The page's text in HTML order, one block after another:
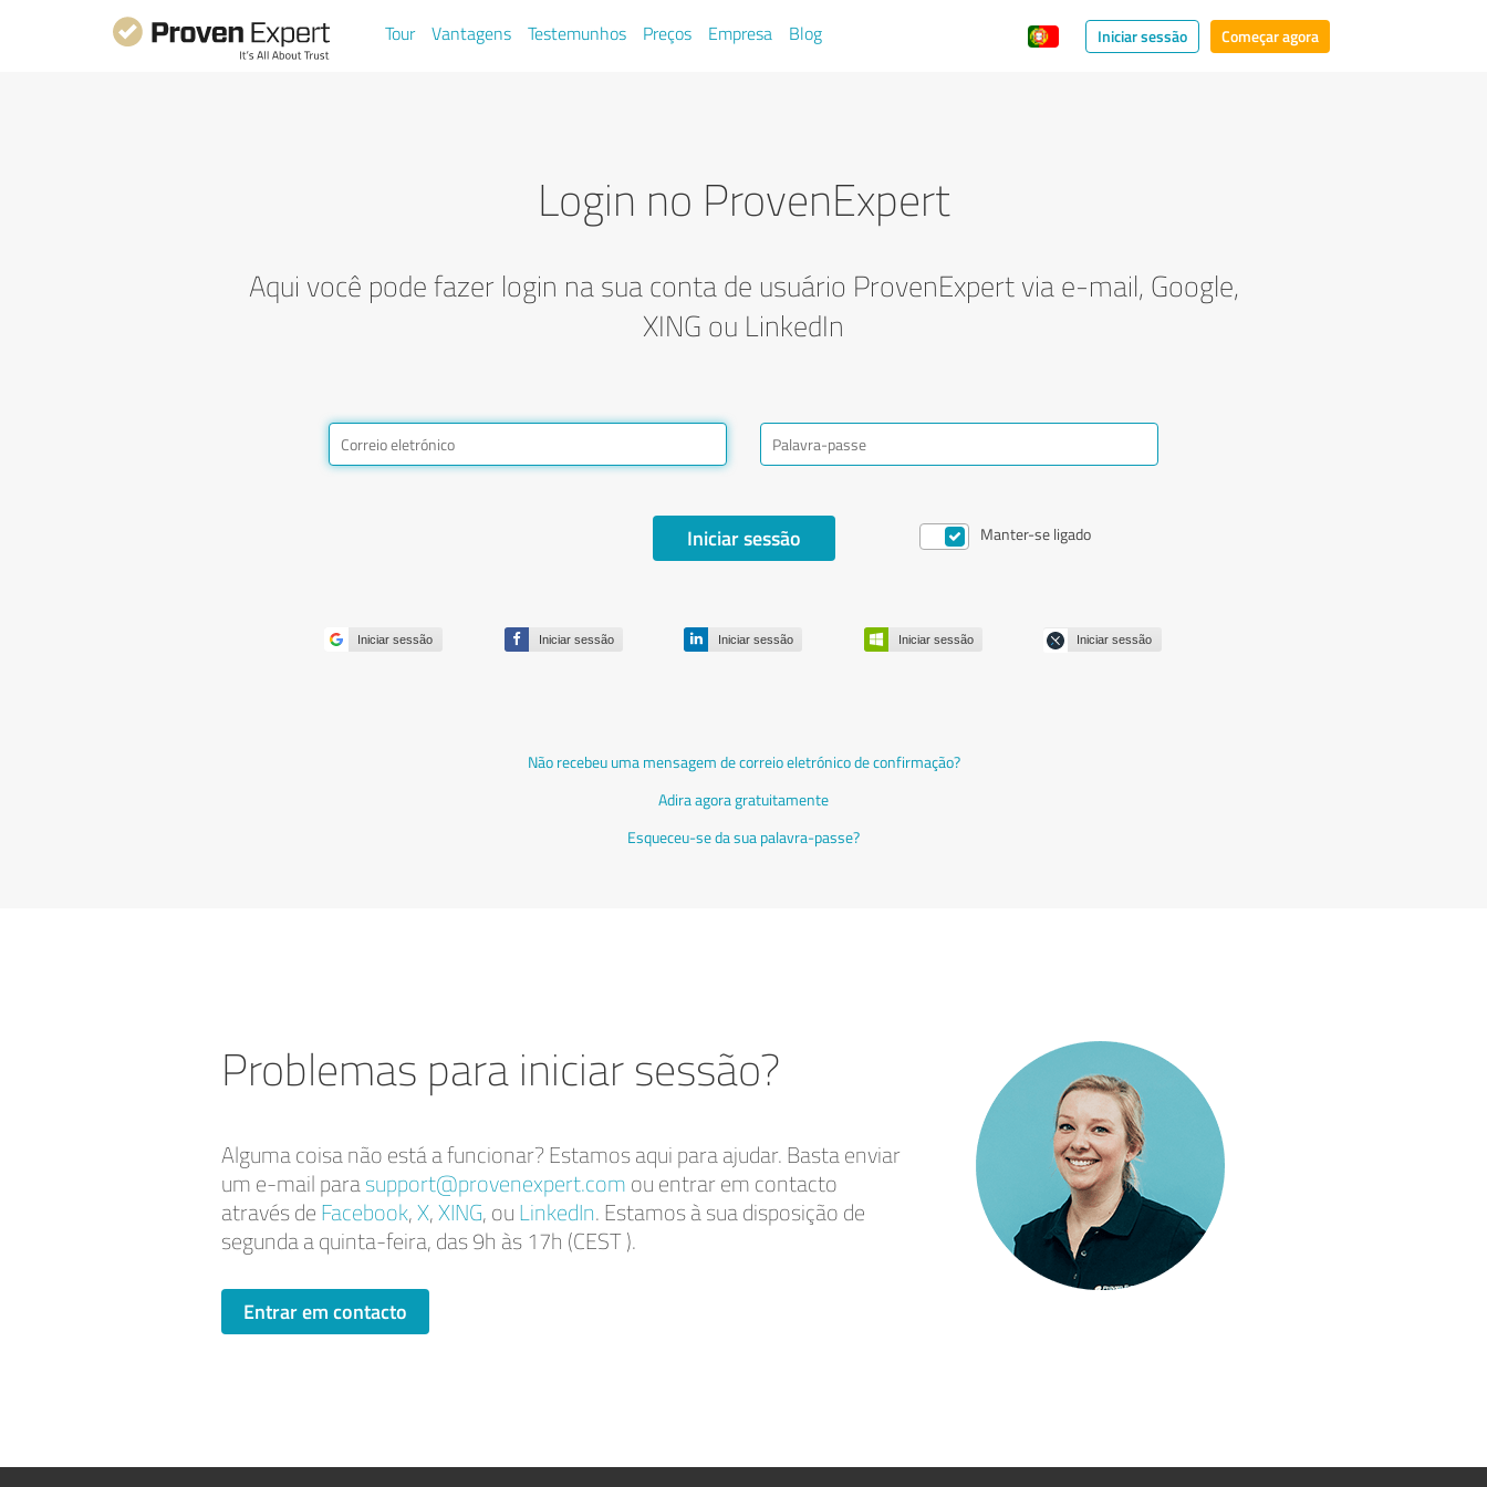
Tour Vantagens Testemunhos Preços Empresa Blog Iniciar sessão Começar agora
Login no ProvenExpert
Aqui você pode fazer login na sua conta de usuário ProvenExpert via e-mail, Google,
XING ou LinkedIn
Iniciar sessão Manter-se ligado
Iniciar sessão Iniciar sessão Iniciar sessão Iniciar sessão Iniciar sessão
Não recebeu uma mensagem de correio eletrónico de confirmação?
Adira agora gratuitamente
Esqueceu-se da sua palavra-passe?
Problemas para iniciar sessão?
Alguma coisa não está a funcionar? Estamos aqui para ajudar. Basta enviar
um e-mail parasupport@provenexpert.com ou entrar em contacto
através de Facebook,X,XING, ou LinkedIn. Estamos à sua disposição de
segunda a quinta-feira, das 9h às 17h (CEST ).
Entrar em contacto